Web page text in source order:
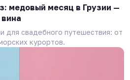
медовый месяц в Грузии —
для свадебного путешествия: от
курортов.